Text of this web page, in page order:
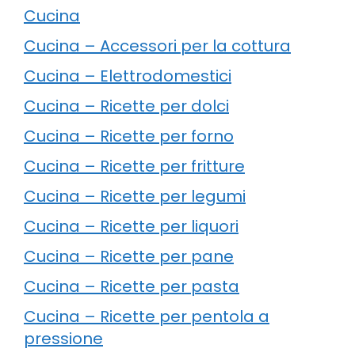
Cucina
Cucina – Accessori per la cottura
Cucina – Elettrodomestici
Cucina – Ricette per dolci
Cucina – Ricette per forno
Cucina – Ricette per fritture
Cucina – Ricette per legumi
Cucina – Ricette per liquori
Cucina – Ricette per pane
Cucina – Ricette per pasta
Cucina – Ricette per pentola a
pressione